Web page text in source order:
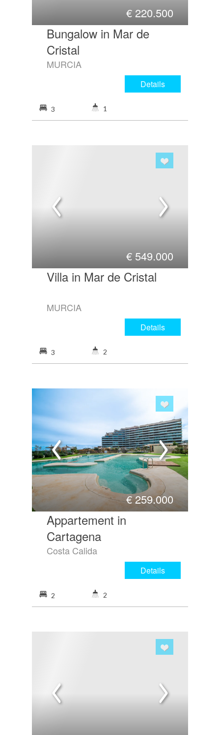
€ 220.500
Bungalow in Mar de
Cristal
MURCIA
Details
3 1
€ 549.000
Villa in Mar de Cristal
MURCIA
Details
3 2
€259.000
Appartement in
Cartagena
Costa Calida
Details
2 2